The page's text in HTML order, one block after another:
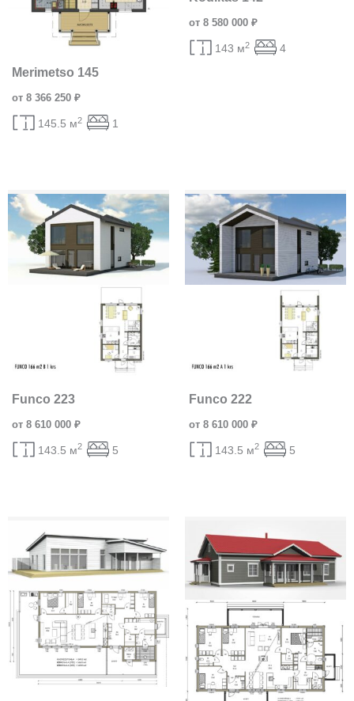
Merimetso 145
от 8 366 250 ₽
145.5 м2 1
от 8 580 000 ₽
143 м2 4
Funco 223
от 8 610 000 ₽
143.5 м2 5
Funco 222
от 8 610 000 ₽
143.5 м2 5